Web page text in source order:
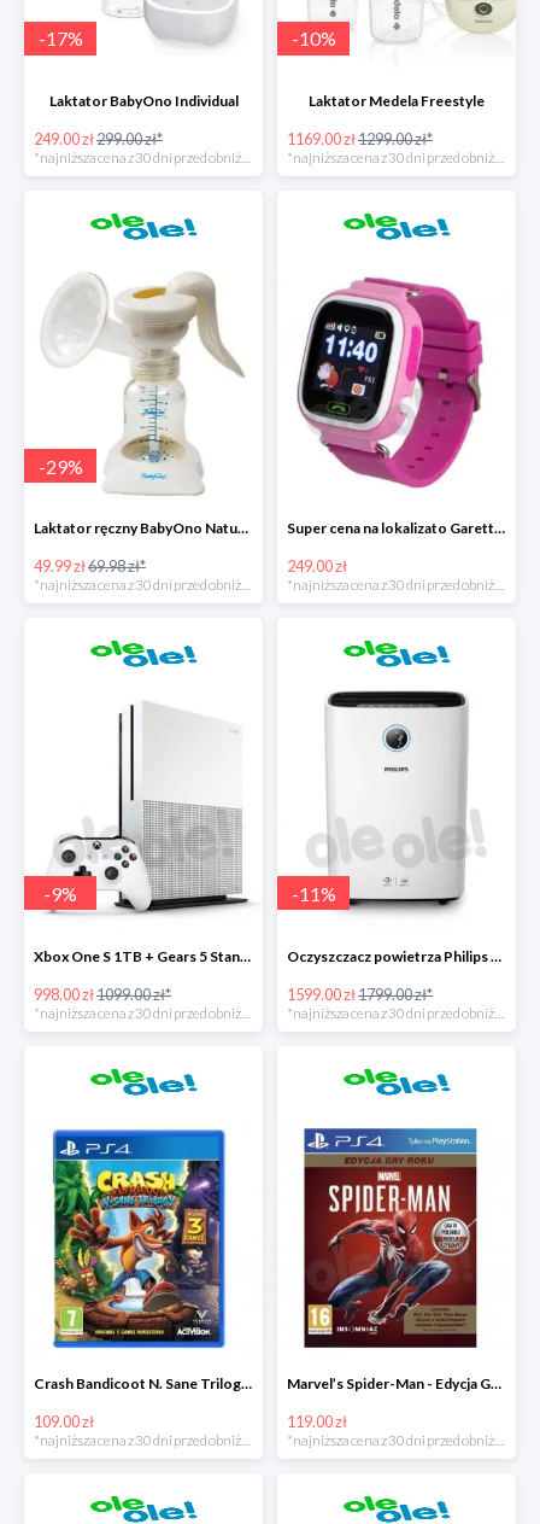
-17%
Laktator BabyOno Individual
249.00 zł299.00 zł*
*najniższa cena z 30 dni przed obniżką
-10%
Laktator Medela Freestyle
1169.00 zł1299.00 zł*
*najniższa cena z 30 dni przed obniżką
-29%
Laktator ręczny BabyOno Naturel
49.99 zł69.98 zł*
*najniższa cena z 30 dni przed obniżką
Super cena na lokalizato Garett Kids2
249.00 zł
*najniższa cena z 30 dni przed obniżką
-9%
Xbox One S 1TB + Gears 5 Standard Edition + kolekcja gier
998.00 zł1099.00 zł*
-11%
Oczyszczacz powietrza Philips AC2729/50 Combi 2w1
1599.00 zł1799.00 zł*
Crash Bandicoot N. Sane Trilogy PS4 taniej o 40zł
109.00 zł
*najniższa cena z 30 dni przed obniżką
Marvel’s Spider-Man - Edycja GOTY PS4 tanie o 70zł
119.00 zł
*najniższa cena z 30 dni przed obniżką